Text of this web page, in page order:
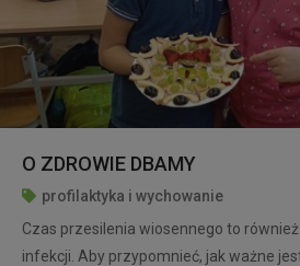
O ZDROWIE DBAMY
profilaktyka i wychowanie
Czas przesilenia wiosennego to
infekcji. Aby przypomnieć, jak ważne